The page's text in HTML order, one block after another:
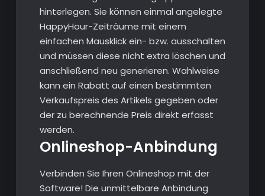
hinterlegen. Sie können einmal angelegte
HappyHour-Zeiträume mit einem
einfachen Mausklick ein- bzw. ausschalten
und müssen diese nicht extra löschen und
anschließend neu generieren. Wahlweise
kann ein Rabatt auf einen bestimmten
Verkaufspreis des Artikels gegeben oder
der zu berechnende Preis direkt erfasst
werden.
Onlineshop-Anbindung
Verbinden Sie Ihren Onlineshop mit der
Software! Die unmittelbare Anbindung